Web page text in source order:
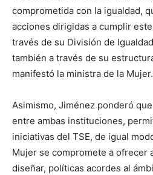
comprometida con la igualdad,
acciones dirigidas a cumplir
través de su División de
también a través de su
manifestó la ministra de la Mujer.
Asimismo, Jiménez ponderó
entre ambas instituciones,
iniciativas del TSE, de igual
Mujer se compromete a ofrecer
diseñar, políticas acordes al